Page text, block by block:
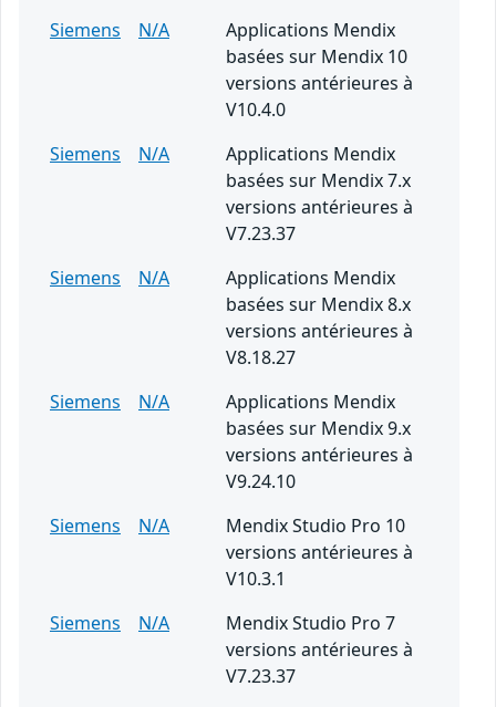
Siemens
N/A
Applications Mendix
basées sur Mendix 10
versions antérieures à
V10.4.0
Siemens
N/A
Applications Mendix
basées sur Mendix 7.x
versions antérieures à
V7.23.37
Siemens
N/A
Applications Mendix
basées sur Mendix 8.x
versions antérieures à
V8.18.27
Siemens
N/A
Applications Mendix
basées sur Mendix 9.x
versions antérieures à
V9.24.10
Siemens
N/A
Mendix Studio Pro 10
versions antérieures à
V10.3.1
Siemens
N/A
Mendix Studio Pro 7
versions antérieures à
V7.23.37